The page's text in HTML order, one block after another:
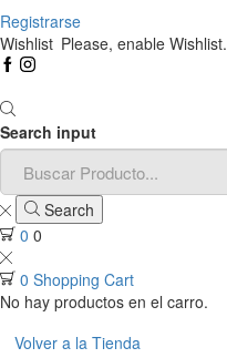
Registrarse
Wishlist Please, enable Wishlist.
Search input
Search
0 0
0 Shopping Cart
No hay productos en el carro.
Volver a la Tienda